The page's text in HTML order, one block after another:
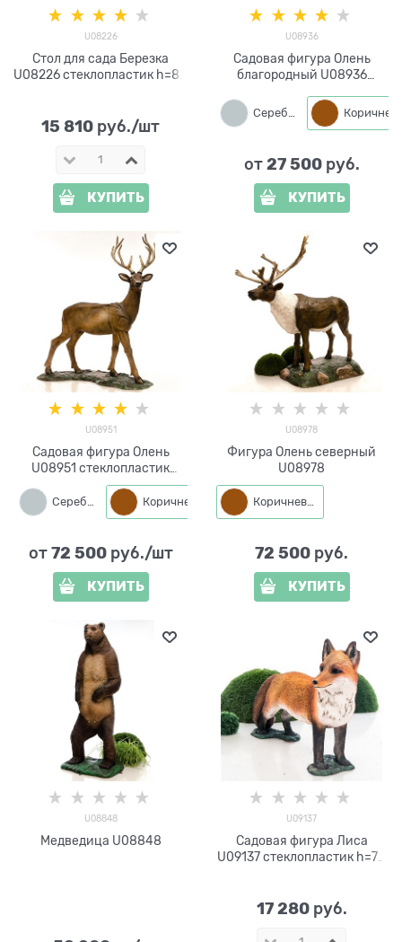
U08226
Стол для сада Березка
U08226 стеклопластик h=80
15 810 руб./шт
КУПИТЬ
U08936
Садовая фигура Олень
благородный U08936
Серебро
от 27 500 руб.
КУПИТЬ
U08951
Садовая фигура Олень
U08951 стеклопластик
высота 215см
Серебро
от 72 500 руб./шт
КУПИТЬ
U08978
Фигура Олень северный
U08978
Коричневый
72 500 руб.
КУПИТЬ
U08848
Медведица U08848
U09137
Садовая фигура Лиса
U09137 стеклопластик h=70
17 280 руб.